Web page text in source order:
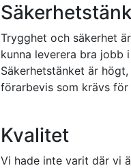
Säkerhetstänk
Trygghet och säkerhet
kunna leverera bra
Säkerhetstänket är
förarbevis som krävs
Kvalitet
Vi hade inte varit där vi